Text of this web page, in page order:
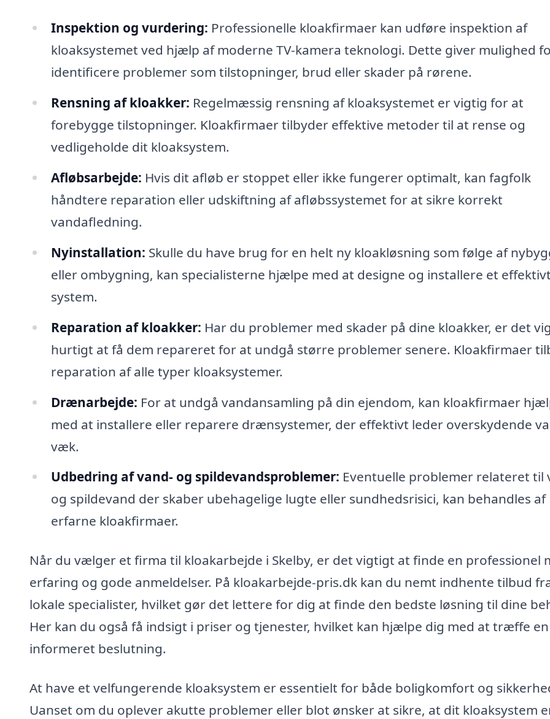
Inspektion og vurdering: Professionelle kloakfirmaer kan udføre inspektion af
kloaksystemet ved hjælp af moderne TV-kamera teknologi. Dette giver mulighed
identificere problemer som tilstopninger, brud eller skader på rørene.
Rensning af kloakker: Regelmæssig rensning af kloaksystemet er vigtig for at
forebygge tilstopninger. Kloakfirmaer tilbyder effektive metoder til at rense og
vedligeholde dit kloaksystem.
Afløbsarbejde: Hvis dit afløb er stoppet eller ikke fungerer optimalt, kan fagfolk
håndtere reparation eller udskiftning af afløbssystemet for at sikre korrekt
vandafledning.
Nyinstallation: Skulle du have brug for en helt ny kloakløsning som følge af
eller ombygning, kan specialisterne hjælpe med at designe og installere et effektivt
system.
Reparation af kloakker: Har du problemer med skader på dine kloakker, er det
hurtigt at få dem repareret for at undgå større problemer senere. Kloakfirmaer
reparation af alle typer kloaksystemer.
Drænarbejde: For at undgå vandansamling på din ejendom, kan kloakfirmaer
med at installere eller reparere drænsystemer, der effektivt leder overskydende
væk.
Udbedring af vand- og spildevandsproblemer: Eventuelle problemer relateret til
og spildevand der skaber ubehagelige lugte eller sundhedsrisici, kan behandles af
erfarne kloakfirmaer.
Når du vælger et firma til kloakarbejde i Skelby, er det vigtigt at finde en professionel
erfaring og gode anmeldelser. På kloakarbejde-pris.dk kan du nemt indhente tilbud
lokale specialister, hvilket gør det lettere for dig at finde den bedste løsning til dine
Her kan du også få indsigt i priser og tjenester, hvilket kan hjælpe dig med at træffe en
informeret beslutning.
At have et velfungerende kloaksystem er essentielt for både boligkomfort og
Uanset om du oplever akutte problemer eller blot ønsker at sikre, at dit kloaksystem